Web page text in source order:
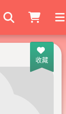
搜尋商家
收藏